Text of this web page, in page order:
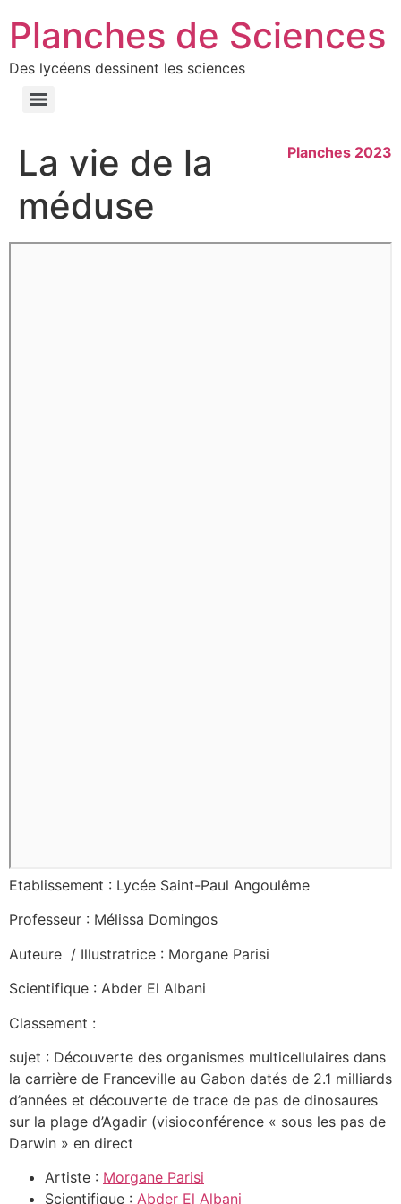
Planches de Sciences
Des lycéens dessinent les sciences
Planches 2023
La vie de la
méduse
Etablissement : Lycée Saint-Paul Angoulême
Professeur : Mélissa Domingos
Auteure / Illustratrice : Morgane Parisi
Scientifique : Abder El Albani
Classement :
sujet : Découverte des organismes multicellulaires dans
la carrière de Franceville au Gabon datés de 2.1 milliards
d’années et découverte de trace de pas de dinosaures
sur la plage d’Agadir (visioconférence « sous les pas de
Darwin » en direct
Artiste : Morgane Parisi
Scientifique : Abder El Albani